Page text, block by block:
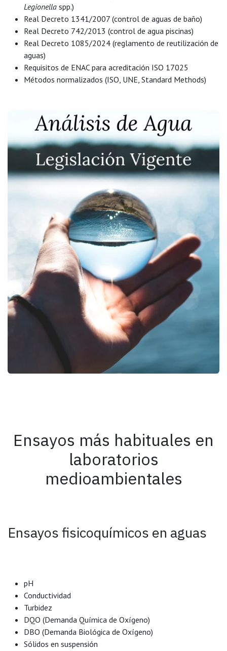
Legionella spp.)
Real Decreto 1341/2007 (control de aguas de baño)
Real Decreto 742/2013 (control de agua piscinas)
Real Decreto 1085/2024 (reglamento de reutilización de
aguas)
Requisitos de ENAC para acreditación ISO 17025
Métodos normalizados (ISO, UNE, Standard Methods)
Ensayos más habituales en
laboratorios
medioambientales
Ensayos fisicoquímicos en aguas
pH
Conductividad
Turbidez
DQO (Demanda Química de Oxígeno)
DBO (Demanda Biológica de Oxígeno)
Sólidos en suspensión